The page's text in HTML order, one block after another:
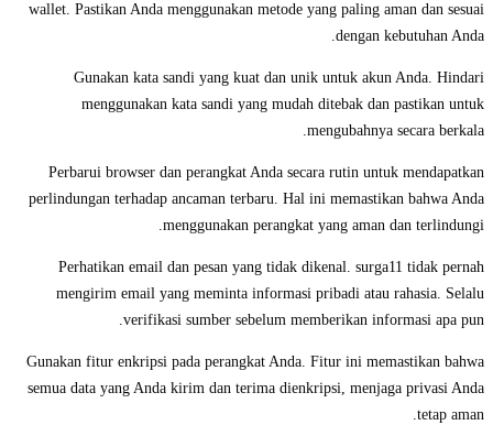
wallet. Pastikan Anda menggunakan metode yang paling aman dan sesuai
dengan kebutuhan Anda.
Gunakan kata sandi yang kuat dan unik untuk akun Anda. Hindari
menggunakan kata sandi yang mudah ditebak dan pastikan untuk
mengubahnya secara berkala.
Perbarui browser dan perangkat Anda secara rutin untuk mendapatkan
perlindungan terhadap ancaman terbaru. Hal ini memastikan bahwa Anda
menggunakan perangkat yang aman dan terlindungi.
Perhatikan email dan pesan yang tidak dikenal. surga11 tidak pernah
mengirim email yang meminta informasi pribadi atau rahasia. Selalu
verifikasi sumber sebelum memberikan informasi apa pun.
Gunakan fitur enkripsi pada perangkat Anda. Fitur ini memastikan bahwa
semua data yang Anda kirim dan terima dienkripsi, menjaga privasi Anda
tetap aman.